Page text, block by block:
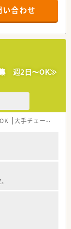
は院外処方
い合わせ
集 週2日～OK≫
大手チェーン以外